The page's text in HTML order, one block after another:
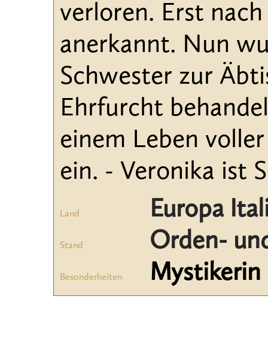
verloren. Erst
anerkannt. Nun
Schwester zur
Ehrfurcht
einem Leben
ein. - Veronika ist
Land Europa
Stand Orden-
Besonderheiten Mystikerin